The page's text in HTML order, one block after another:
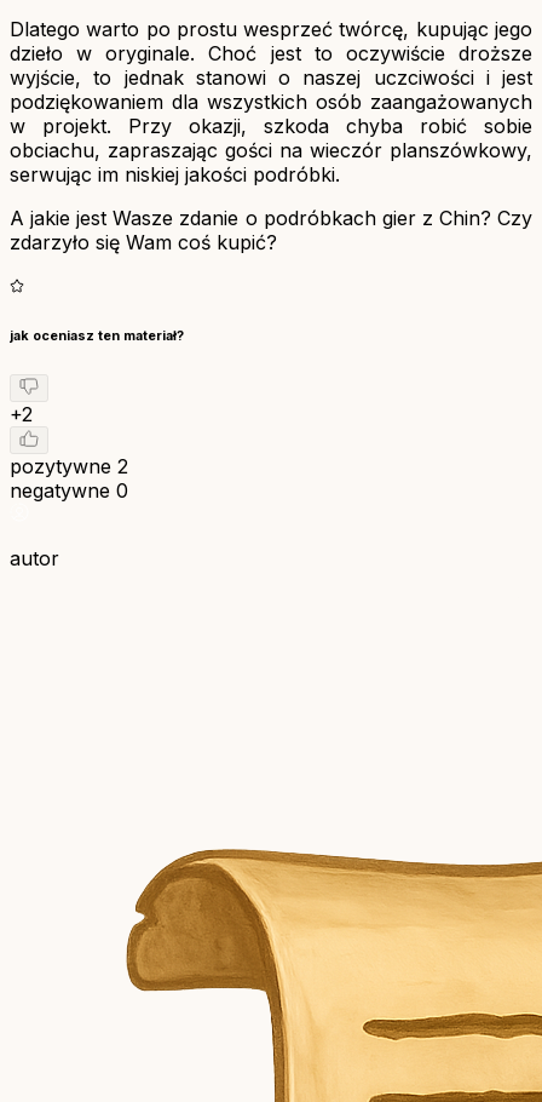
Dlatego warto po prostu wesprzeć twórcę, kupując jego
dzieło w oryginale. Choć jest to oczywiście droższe
wyjście, to jednak stanowi o naszej uczciwości i jest
podziękowaniem dla wszystkich osób zaangażowanych
w projekt. Przy okazji, szkoda chyba robić sobie
obciachu, zapraszając gości na wieczór planszówkowy,
serwując im niskiej jakości podróbki.
A jakie jest Wasze zdanie o podróbkach gier z Chin? Czy
zdarzyło się Wam coś kupić?
jak oceniasz ten materiał?
+2
pozytywne 2
negatywne 0
autor